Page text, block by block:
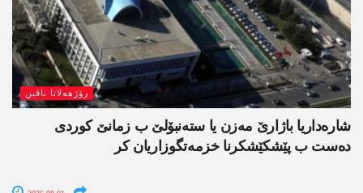
رۆژھەلاتا ناڤین
شارەداریا باژارێ مەزن یا ستەنبۆلێ ب زمانێ کوردی
دەست ب پێشکێشکرنا خزمەتگوزاریان کر